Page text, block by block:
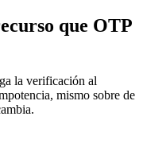
que OTP
la verificación al
mismo sobre de